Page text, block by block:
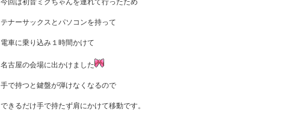
今回は初音ミクちゃんを連れて行ったため
テナーサックスとパソコンを持って
電車に乗り込み１時間かけて
名古屋の会場に出かけました
手で持つと鍵盤が弾けなくなるので
できるだけ手で持たず肩にかけて移動です。